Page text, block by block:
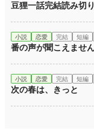
豆狸一話完結読み切
小説 恋愛 完結 短編
番の声が聞こえません
小説 恋愛 完結 短編
次の春は、きっと